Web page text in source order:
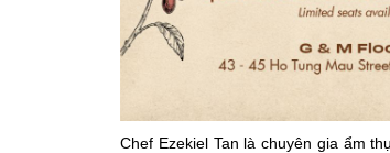
Chef Ezekiel Tan là chuyên gia ẩm